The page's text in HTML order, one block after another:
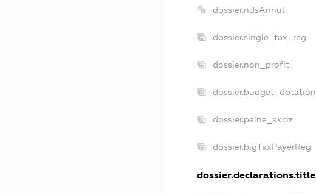
dossier.ndsAnnul
dossier.single_tax_reg
dossier.non_profit
dossier.budget_dotation
dossier.palne_akciz
dossier.bigTaxPayerReg
dossier.declarations.title